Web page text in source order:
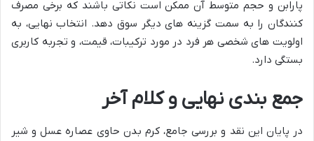
پارابن و حجم متوسط آن ممکن است نکاتی باشند که برخی مصرف
کنندگان را به سمت گزینه های دیگر سوق دهد. انتخاب نهایی، به
اولویت های شخصی هر فرد در مورد ترکیبات، قیمت، و تجربه کاربری
بستگی دارد.
جمع بندی نهایی و کلام آخر
در پایان این نقد و بررسی جامع، کرم بدن حاوی عصاره عسل و شیر